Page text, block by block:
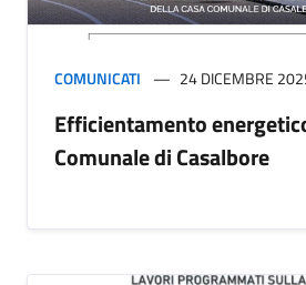
COMUNICATI 24 DICEMBRE
Efficientamento
Comunale di Casalbore